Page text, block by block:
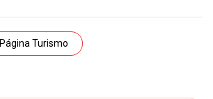
Página Turismo